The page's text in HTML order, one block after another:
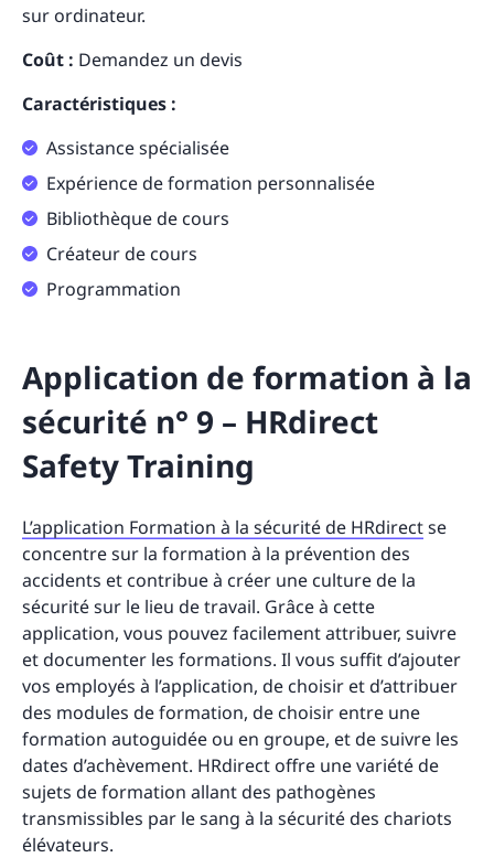
sur ordinateur.
Coût : Demandez un devis
Caractéristiques :
Assistance spécialisée
Expérience de formation personnalisée
Bibliothèque de cours
Créateur de cours
Programmation
Application de formation à la
sécurité n° 9 – HRdirect
Safety Training
L’application Formation à la sécurité de HRdirectse
concentre sur la formation à la prévention des
accidents et contribue à créer une culture de la
sécurité sur le lieu de travail. Grâce à cette
application, vous pouvez facilement attribuer, suivre
et documenter les formations. Il vous suffit d’ajouter
vos employés à l’application, de choisir et d’attribuer
des modules de formation, de choisir entre une
formation autoguidée ou en groupe, et de suivre les
dates d’achèvement. HRdirect offre une variété de
sujets de formation allant des pathogènes
transmissibles par le sang à la sécurité des chariots
élévateurs.